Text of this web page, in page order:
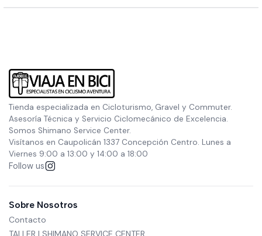
Tienda especializada en Cicloturismo, Gravel y Commuter.
Asesoría Técnica y Servicio Ciclomecánico de Excelencia.
Somos Shimano Service Center.
Visítanos en Caupolicán 1337 Concepción Centro. Lunes a
Viernes 9:00 a 13:00 y 14:00 a 18:00
Follow us
Sobre Nosotros
Contacto
TALLER | SHIMANO SERVICE CENTER